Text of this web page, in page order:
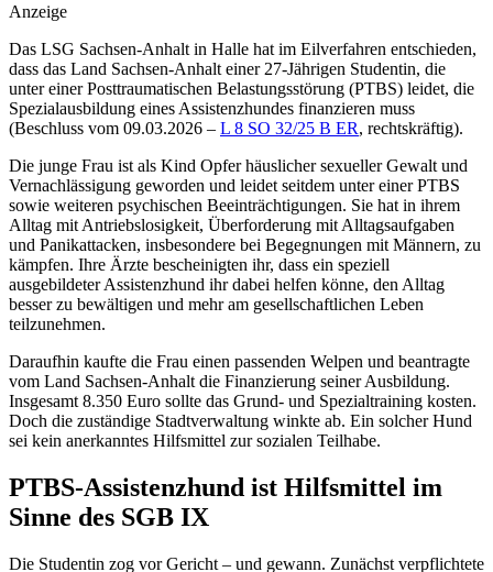
Anzeige
Das LSG Sachsen-Anhalt in Halle hat im Eilverfahren entschieden,
dass das Land Sachsen-Anhalt einer 27-Jährigen Studentin, die
unter einer Posttraumatischen Belastungsstörung (PTBS) leidet, die
Spezialausbildung eines Assistenzhundes finanzieren muss
(Beschluss vom 09.03.2026 – L 8 SO 32/25 B ER, rechtskräftig).
Die junge Frau ist als Kind Opfer häuslicher sexueller Gewalt und
Vernachlässigung geworden und leidet seitdem unter einer PTBS
sowie weiteren psychischen Beeinträchtigungen. Sie hat in ihrem
Alltag mit Antriebslosigkeit, Überforderung mit Alltagsaufgaben
und Panikattacken, insbesondere bei Begegnungen mit Männern, zu
kämpfen. Ihre Ärzte bescheinigten ihr, dass ein speziell
ausgebildeter Assistenzhund ihr dabei helfen könne, den Alltag
besser zu bewältigen und mehr am gesellschaftlichen Leben
teilzunehmen.
Daraufhin kaufte die Frau einen passenden Welpen und beantragte
vom Land Sachsen-Anhalt die Finanzierung seiner Ausbildung.
Insgesamt 8.350 Euro sollte das Grund- und Spezialtraining kosten.
Doch die zuständige Stadtverwaltung winkte ab. Ein solcher Hund
sei kein anerkanntes Hilfsmittel zur sozialen Teilhabe.
PTBS-Assistenzhund ist Hilfsmittel im
Sinne des SGB IX
Die Studentin zog vor Gericht – und gewann. Zunächst verpflichtete